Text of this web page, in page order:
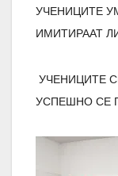
УЧЕНИЦИТЕ
ИМИТИРААТ
УЧЕНИЦИТЕ
УСПЕШНО СЕ